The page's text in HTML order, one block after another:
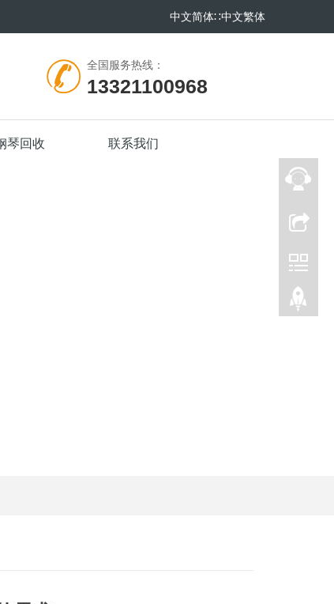
中文繁体
∷
中文简体
全国服务热线：
13321100968
琴回收 联系我们